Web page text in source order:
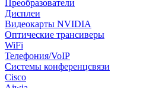
Преобразователи
Дисплеи
Видеокарты NVIDIA
Оптические трансиверы
WiFi
Телефония/VoIP
Системы конференцсвязи
Cisco